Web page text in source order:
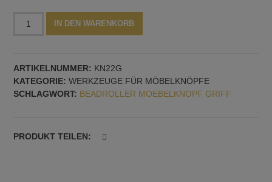
Möbelknöpfe,
Muster
Nr.
IN DEN WARENKORB
ARTIKELNUMMER: KN22G
KATEGORIE: WERKZEUGE FÜR MÖBELKNÖPFE
SCHLAGWORT: BEADROLLER MOEBELKNOPF GRIFF
PRODUKT TEILEN: